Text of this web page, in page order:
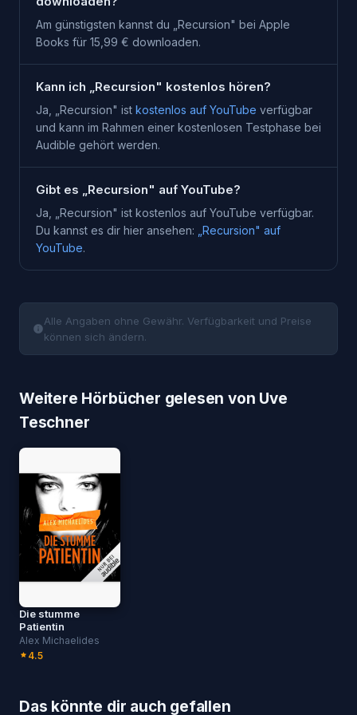
Am günstigsten kannst du „Recursion" bei Apple
Books für 15,99 € downloaden.
Kann ich „Recursion" kostenlos hören?
Ja, „ Recursion" ist kostenlos auf YouTube verfügbar
und kann im Rahmen einer kostenlosen Testphase bei
Audible gehört werden.
Gibt es „Recursion" auf YouTube?
Ja, „ Recursion" ist kostenlos auf YouTube verfügbar.
Du kannst es dir hier ansehen:
Recursion" auf
YouTube.
Alle Angaben ohne Gewähr. Verfügbarkeit und Preise
können sich ändern.
Weitere Hörbücher gelesen von Uve
Teschner
Die stumme
Patientin
Alex Michaelides
4.5
Das könnte dir auch gefallen